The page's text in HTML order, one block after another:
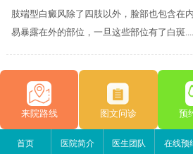
肢端型白癜风除了四肢以外，脸部也包含在
易暴露在外的部位，一旦这些部位有了白斑.....
来院路线 图文问诊 预
首页 医院简介 医生团队 在线预